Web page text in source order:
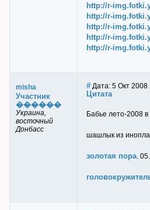
http://r-
http://r-
http://r-
http://r-
http://r-
misha
Участник
������
Украина,
восточный
Донбасс
# Дата: 5 Окт
Цитата
Бабье лето-2008
шашлык из
золотая пора.